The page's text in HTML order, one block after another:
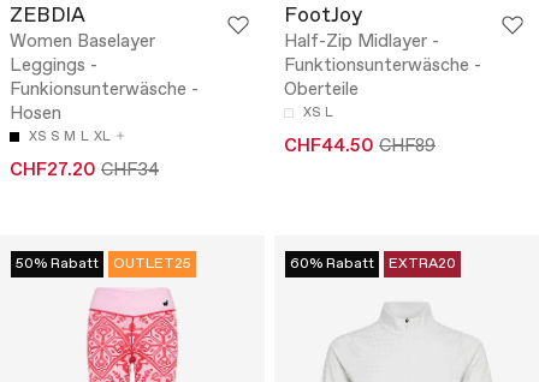
ZEBDIA
Women Baselayer
Leggings -
Funkionsunterwäsche -
Hosen
XS S M L XL
CHF27.20 CHF34
FootJoy
Half-Zip Midlayer -
Funktionsunterwäsche -
Oberteile
XS L
CHF44.50 CHF89
50% Rabatt OUTLET25 60% Rabatt EXTRA20